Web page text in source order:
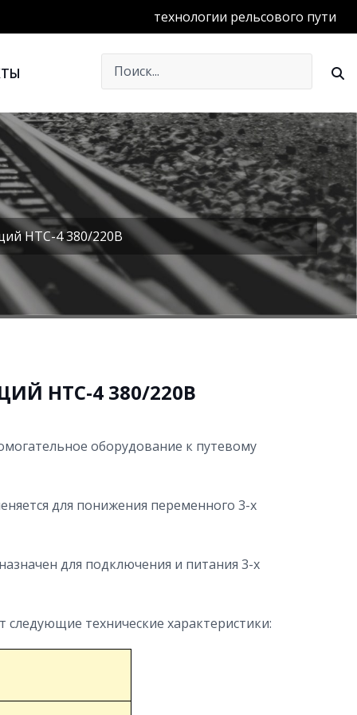
технологии рельсового пути
НТС-4 380/220В
НТС-4 380/220В
оборудование к путевому
для понижения переменного 3-х
для подключения и питания 3-х
технические характеристики: